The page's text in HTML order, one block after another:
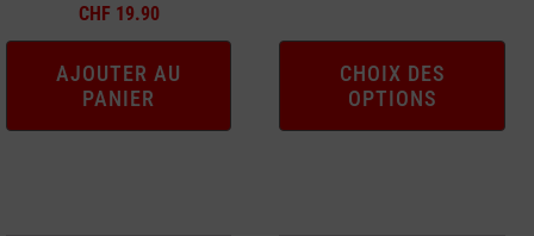
CHF 19.90
AJOUTER AU
PANIER
CHOIX DES
OPTIONS